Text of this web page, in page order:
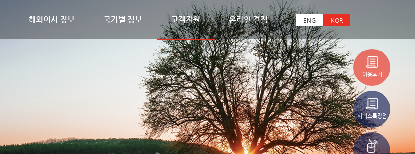
해외이사 정보 국가별 정보 고객지원 온라인 견적 ENG KOR
이용후기
서비스특장점